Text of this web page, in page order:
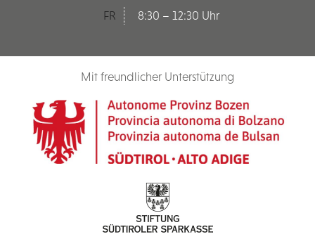
FR
8:30 – 12:30 Uhr
Mit freundlicher Unterstützung